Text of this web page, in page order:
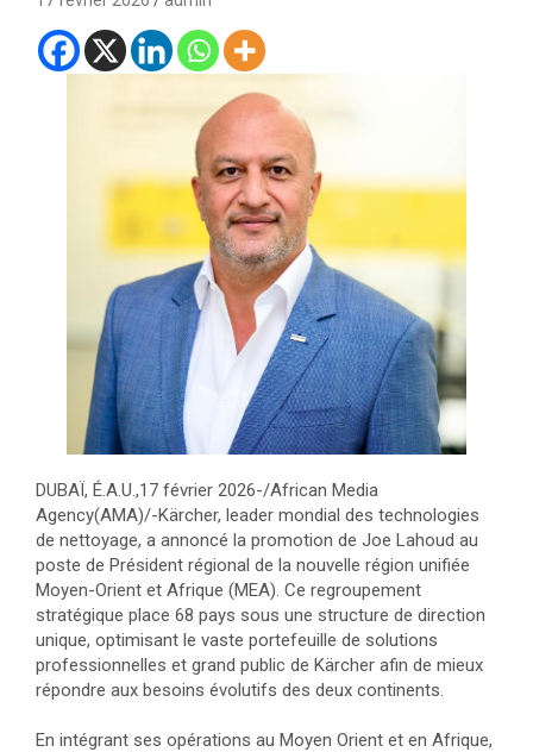
DUBAÏ, É.A.U.,17 février 2026-/African Media
Agency(AMA)/-Kärcher, leader mondial des technologies
de nettoyage, a annoncé la promotion de Joe Lahoud au
poste de Président régional de la nouvelle région unifiée
Moyen-Orient et Afrique (MEA). Ce regroupement
stratégique place 68 pays sous une structure de direction
unique, optimisant le vaste portefeuille de solutions
professionnelles et grand public de Kärcher afin de mieux
répondre aux besoins évolutifs des deux continents.
En intégrant ses opérations au Moyen Orient et en Afrique,